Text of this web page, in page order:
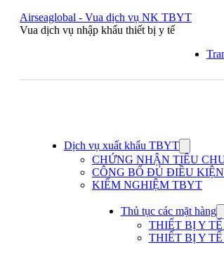
Airseaglobal - Vua dịch vụ NK TBYT
Vua dịch vụ nhập khẩu thiết bị y tế
Dịch vụ xuất khẩu TBYT
submenu
for
Dịch
vụ
khẩu
TBYT
CHỨNG NHẬN TIÊU
CÔNG BỐ ĐỦ ĐIỀU
KIỂM NGHIỆM TBYT
Thủ tục các mặt hàng
THIẾT BỊ Y
THIẾT BỊ Y